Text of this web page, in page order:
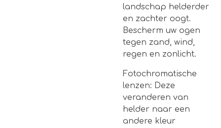
landschap helderder
en zachter oogt.
Bescherm uw ogen
tegen zand, wind,
regen en zonlicht.
Fotochromatische
lenzen: Deze
veranderen van
helder naar een
andere kleur